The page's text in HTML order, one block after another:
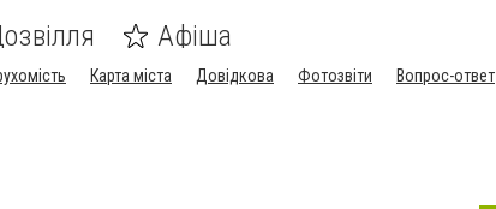
Афіша
Карта міста Довідкова Фотозвіти Вопрос-ответ